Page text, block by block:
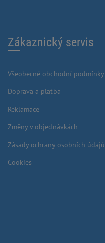
Zákaznický servis
Všeobecné obchodní podmínky
Doprava a platba
Reklamace
Změny v objednávkách
Zásady ochrany osobních údajů
Cookies